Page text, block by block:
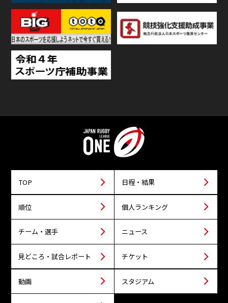
TOP 日程・結果
順位 個人ランキング
チーム・選手 ニュース
見どころ・試合レポート チケット
動画 スタジアム